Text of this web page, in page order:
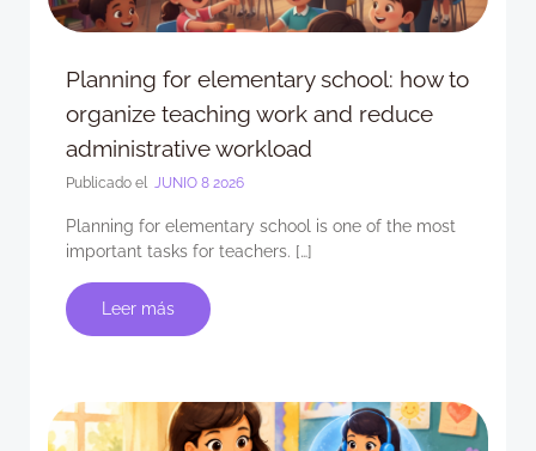
Planning for elementary school: how to
organize teaching work and reduce
administrative workload
Publicado el JUNIO 8 2026
Planning for elementary school is one of the most
important tasks for teachers. […]
Leer más